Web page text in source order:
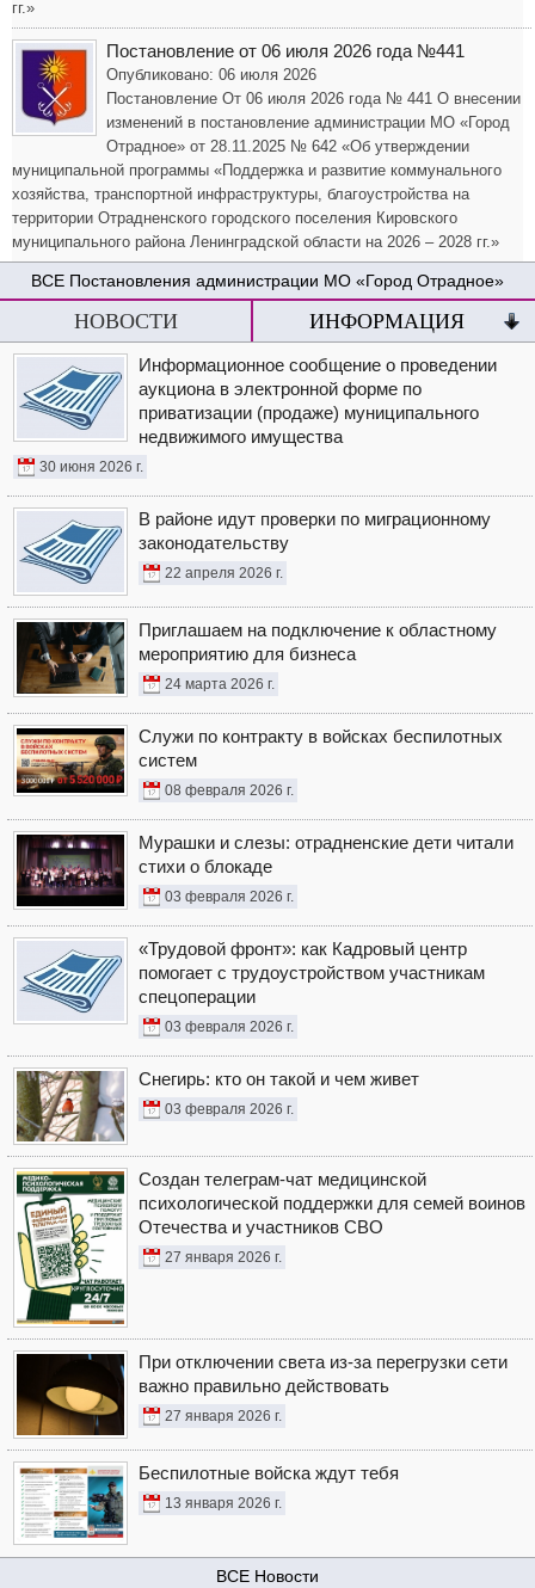
гг.»
Постановление от 06 июля 2026 года №441
Опубликовано: 06 июля 2026
Постановление От 06 июля 2026 года № 441 О внесении
изменений в постановление администрации МО «Город
Отрадное» от 28.11.2025 № 642 «Об утверждении
муниципальной программы «Поддержка и развитие коммунального
хозяйства, транспортной инфраструктуры, благоустройства на
территории Отрадненского городского поселения Кировского
муниципального района Ленинградской области на 2026 – 2028 гг.»
Постановления администрации МО «Город Отрадное»
НОВОСТИ ИНФОРМАЦИЯ
Информационное сообщение о проведении
аукциона в электронной форме по
приватизации (продаже) муниципального
недвижимого имущества
30 июня 2026 г.
В районе идут проверки по миграционному
законодательству
22 апреля 2026 г.
Приглашаем на подключение к областному
мероприятию для бизнеса
24 марта 2026 г.
Служи по контракту в войсках беспилотных
систем
08 февраля 2026 г.
Мурашки и слезы: отрадненские дети читали
стихи о блокаде
03 февраля 2026 г.
«Трудовой фронт»: как Кадровый центр
помогает с трудоустройством участникам
спецоперации
03 февраля 2026 г.
Снегирь: кто он такой и чем живет
03 февраля 2026 г.
Создан телеграм-чат медицинской
психологической поддержки для семей воинов
Отечества и участников СВО
27 января 2026 г.
При отключении света из-за перегрузки сети
важно правильно действовать
27 января 2026 г.
Беспилотные войска ждут тебя
13 января 2026 г.
Новости